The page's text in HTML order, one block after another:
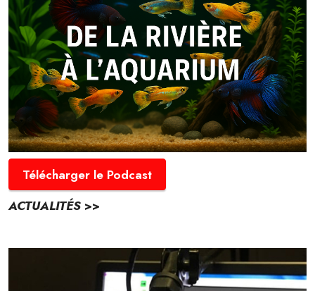
Télécharger le Podcast
ACTUALITÉS >>